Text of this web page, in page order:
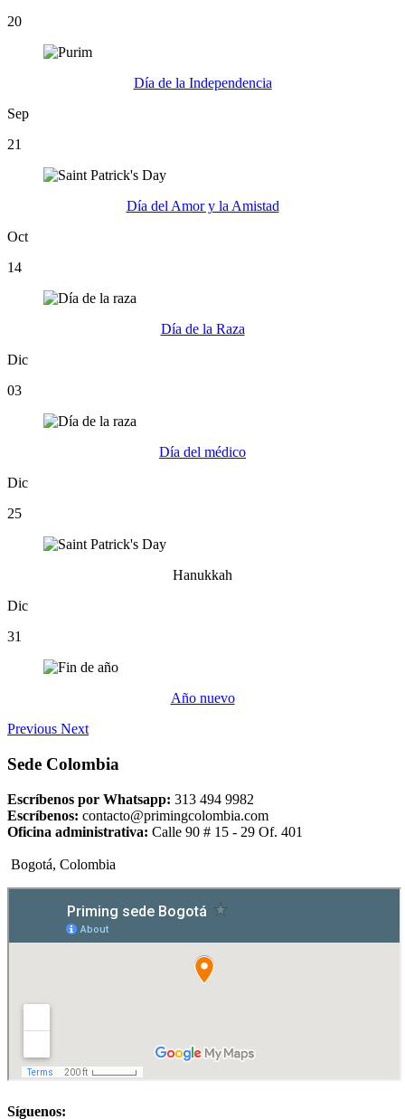
20
Día de la Independencia
Sep
21
Día del Amor y la Amistad
Oct
14
Día de la Raza
Dic
03
Día del médico
Dic
25
Hanukkah
Dic
31
Año nuevo
Previous Next
Sede Colombia
Escríbenos por Whatsapp: 313 494 9982
Escríbenos: contacto@primingcolombia.com
Oficina administrativa: Calle 90 # 15 - 29 Of. 401
Bogotá, Colombia
Síguenos: